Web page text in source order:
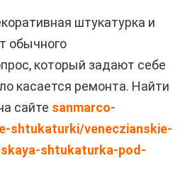
штукатурка и
обычного
который задают себе
касается ремонта. Найти
сайте sanmarco-
shtukaturki/veneczianskie-
shtukaturka-pod-